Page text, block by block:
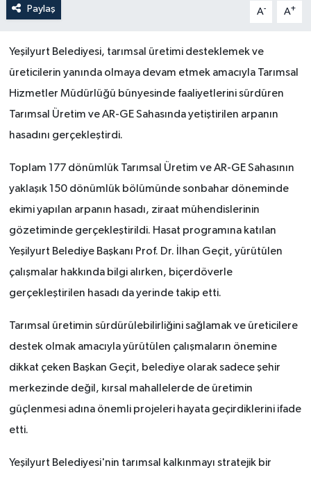
Paylaş A- A+
Yeşilyurt Belediyesi, tarımsal üretimi desteklemek ve
üreticilerin yanında olmaya devam etmek amacıyla Tarımsal
Hizmetler Müdürlüğü bünyesinde faaliyetlerini sürdüren
Tarımsal Üretim ve AR-GE Sahasında yetiştirilen arpanın
hasadını gerçekleştirdi.
Toplam 177 dönümlük Tarımsal Üretim ve AR-GE Sahasının
yaklaşık 150 dönümlük bölümünde sonbahar döneminde
ekimi yapılan arpanın hasadı, ziraat mühendislerinin
gözetiminde gerçekleştirildi. Hasat programına katılan
Yeşilyurt Belediye Başkanı Prof. Dr. İlhan Geçit, yürütülen
çalışmalar hakkında bilgi alırken, biçerdöverle
gerçekleştirilen hasadı da yerinde takip etti.
Tarımsal üretimin sürdürülebilirliğini sağlamak ve üreticilere
destek olmak amacıyla yürütülen çalışmaların önemine
dikkat çeken Başkan Geçit, belediye olarak sadece şehir
merkezinde değil, kırsal mahallelerde de üretimin
güçlenmesi adına önemli projeleri hayata geçirdiklerini ifade
etti.
Yeşilyurt Belediyesi'nin tarımsal kalkınmayı stratejik bir